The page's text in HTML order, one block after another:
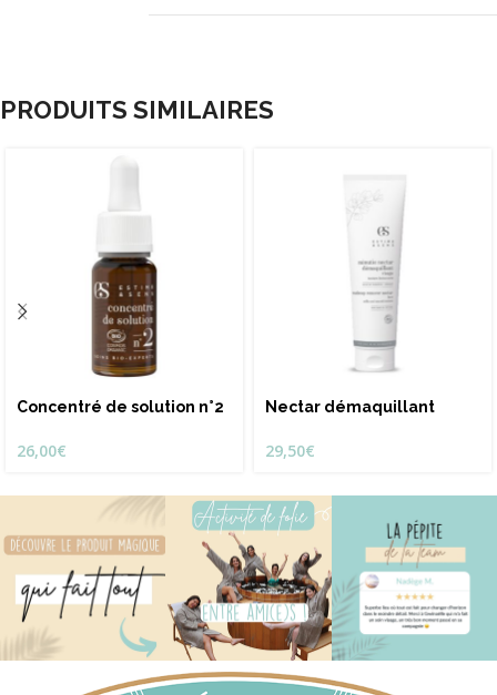
PRODUITS SIMILAIRES
Concentré de solution n°2
26,00€
Nectar démaquillant
29,50€